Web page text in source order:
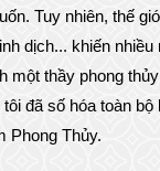
Tuy nhiên, thế
dịch... khiến nhiều
một thầy phong
tôi đã số hóa toàn
Phong Thủy.